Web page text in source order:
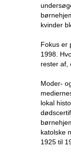
kvinder
Fokus er
1998.
rester af,
Moder-
lokal
katolske
1925 til